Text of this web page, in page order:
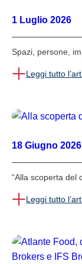
1 Luglio 2026
Spazi, persone,
Leggi tutto
18 Giugno 2026
“Alla scoperta del
Leggi tutto